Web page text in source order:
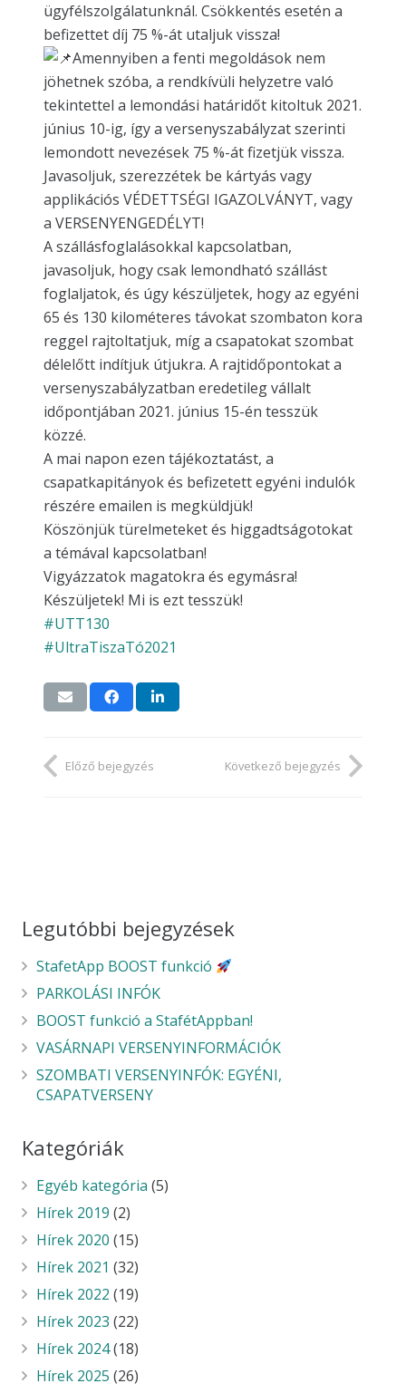
ügyfélszolgálatunknál. Csökkentés esetén a
befizettet díj 75 %-át utaljuk vissza!
Amennyiben a fenti megoldások nem
jöhetnek szóba, a rendkívüli helyzetre való
tekintettel a lemondási határidőt kitoltuk 2021.
június 10-ig, így a versenyszabályzat szerinti
lemondott nevezések 75 %-át fizetjük vissza.
Javasoljuk, szerezzétek be kártyás vagy
applikációs VÉDETTSÉGI IGAZOLVÁNYT, vagy
a VERSENYENGEDÉLYT!
A szállásfoglalásokkal kapcsolatban,
javasoljuk, hogy csak lemondható szállást
foglaljatok, és úgy készüljetek, hogy az egyéni
65 és 130 kilométeres távokat szombaton kora
reggel rajtoltatjuk, míg a csapatokat szombat
délelőtt indítjuk útjukra. A rajtidőpontokat a
versenyszabályzatban eredetileg vállalt
időpontjában 2021. június 15-én tesszük
közzé.
A mai napon ezen tájékoztatást, a
csapatkapitányok és befizetett egyéni indulók
részére emailen is megküldjük!
Köszönjük türelmeteket és higgadtságotokat
a témával kapcsolatban!
Vigyázzatok magatokra és egymásra!
Készüljetek! Mi is ezt tesszük!
#UTT130
#UltraTiszaTó2021
Előző bejegyzés Következő bejegyzés
Legutóbbi bejegyzések
StafetApp BOOST funkció
PARKOLÁSI INFÓK
BOOST funkció a StafétAppban!
VASÁRNAPI VERSENYINFORMÁCIÓK
SZOMBATI VERSENYINFÓK: EGYÉNI,
CSAPATVERSENY
Kategóriák
Egyéb kategória (5)
Hírek 2019 (2)
Hírek 2020 (15)
Hírek 2021 (32)
Hírek 2022 (19)
Hírek 2023 (22)
Hírek 2024(18)
Hírek 2025 (26)